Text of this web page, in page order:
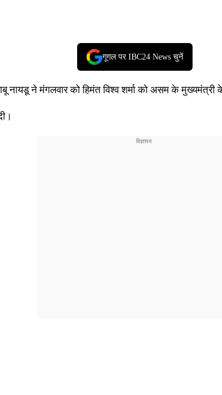
गूगल पर IBC24 News चुनें
नायडू ने मंगलवार को हिमंत विश्व शर्मा को असम के